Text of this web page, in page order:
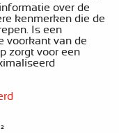
over de
kenmerken die de
Is een
voorkant van de
zorgt voor een